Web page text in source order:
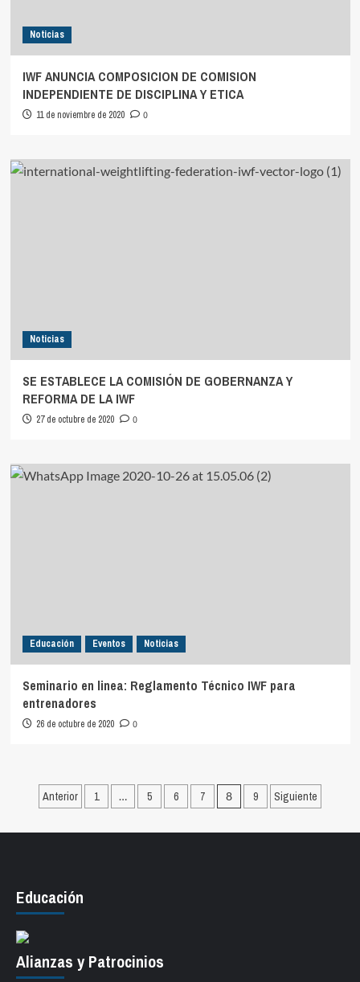
Noticias
IWF ANUNCIA COMPOSICION DE COMISION
INDEPENDIENTE DE DISCIPLINA Y ETICA
11 de noviembre de 2020 0
Noticias
SE ESTABLECE LA COMISIÓN DE GOBERNANZA Y
REFORMA DE LA IWF
27 de octubre de 2020 0
Educación Eventos Noticias
Seminario en linea: Reglamento Técnico IWF para
entrenadores
26 de octubre de 2020 0
Paginación
Anterior 1 … 5 6 7 8 9 Siguiente
Educación
Alianzas y Patrocinios